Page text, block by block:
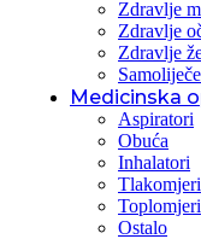
Zdravlje
Zdravlje
Zdravlje
Medicinska
Aspiratori
Obuća
Inhalatori
Tlakomjeri
Toplomjeri
Ostalo